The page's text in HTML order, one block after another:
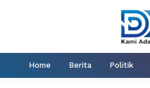
Home Berita Politik